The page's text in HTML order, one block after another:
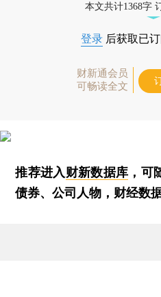
本文共计1368字
登录 后获取已
财新通会员
可畅读全文
推荐进入财新数据库 ，可
债券、公司人物，财经数